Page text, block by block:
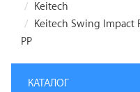
Keitech
Keitech Swing Impact
PP
КАТАЛОГ